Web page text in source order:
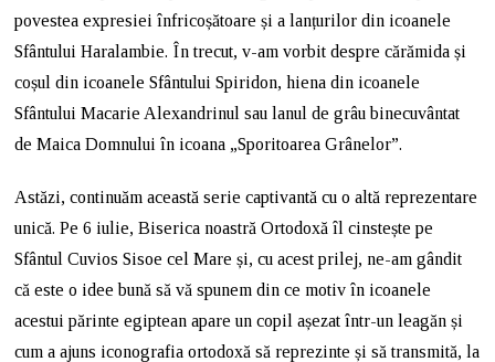
povestea expresiei înfricoșătoare și a lanțurilor din icoanele
Sfântului Haralambie. În trecut, v-am vorbit despre cărămida și
coșul din icoanele Sfântului Spiridon, hiena din icoanele
Sfântului Macarie Alexandrinul sau lanul de grâu binecuvântat
de Maica Domnului în icoana „Sporitoarea Grânelor”.
Astăzi, continuăm această serie captivantă cu o altă reprezentare
unică. Pe 6 iulie, Biserica noastră Ortodoxă îl cinstește pe
Sfântul Cuvios Sisoe cel Mare și, cu acest prilej, ne-am gândit
că este o idee bună să vă spunem din ce motiv în icoanele
acestui părinte egiptean apare un copil așezat într-un leagăn și
cum a ajuns iconografia ortodoxă să reprezinte și să transmită, la